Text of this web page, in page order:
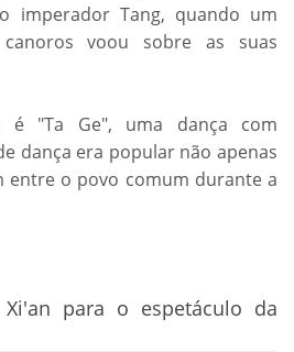
imperador Tang, quando um
voou sobre as suas
é "Ta Ge", uma dança com
dança era popular não apenas
entre o povo comum durante a
para o espetáculo da